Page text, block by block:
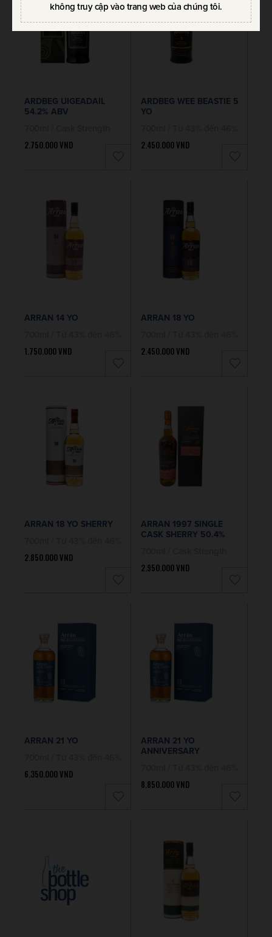
không truy cập vào trang web của chúng tôi.
ARDBEG UIGEADAIL
54.2% ABV
2.750.000VND
ARDBEG WEE BEASTIE 5
YO
2.450.000VND
ARRAN 14 YO
1.750.000VND
ARRAN 18 YO
2.450.000VND
ARRAN 18 YO SHERRY
2.850.000VND
ARRAN 1997 SINGLE
CASK SHERRY 50.4%
2.950.000VND
ARRAN 21 YO
6.350.000VND
ARRAN 21 YO
ANNIVERSARY
8.850.000VND